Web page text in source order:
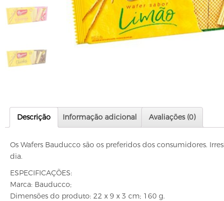
Descrição Informação adicional Avaliações (0)
Os Wafers Bauducco são os preferidos dos consumidores.
dia.
ESPECIFICAÇÕES:
Marca: Bauducco;
Dimensões do produto: 22 x 9 x 3 cm; 160 g.